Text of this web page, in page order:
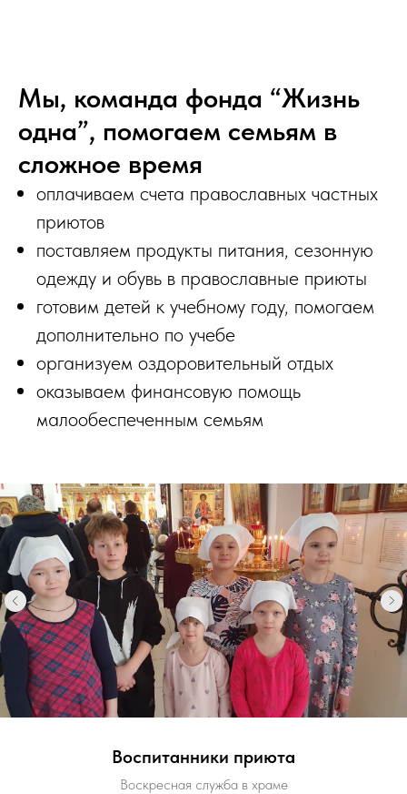
Мы, команда фонда “Жизнь
одна”, помогаем семьям в
сложное время
оплачиваем счета православных частных
приютов
поставляем продукты питания, сезонную
одежду и обувь в православные приюты
готовим детей к учебному году, помогаем
дополнительно по учебе
организуем оздоровительный отдых
оказываем финансовую помощь
малообеспеченным семьям
Воспитанники приюта
Воскресная служба в храме